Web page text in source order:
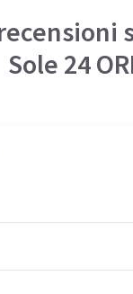
Sole 24